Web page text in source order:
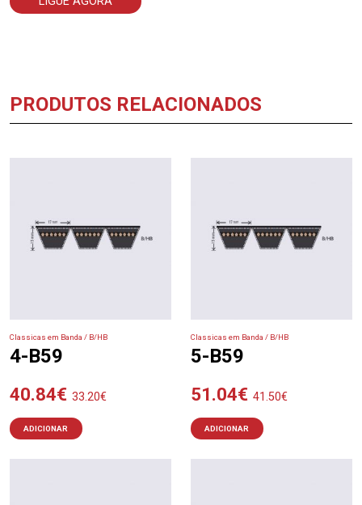
PRODUTOS RELACIONADOS
Classicas em Banda / B/HB
4-B59
40.84€ 33.20€
ADICIONAR
Classicas em Banda / B/HB
5-B59
51.04€ 41.50€
ADICIONAR